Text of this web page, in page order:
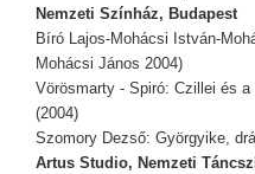
Nemzeti Színház, Budapest
Bíró Lajos-Mohácsi István-
Mohácsi János 2004)
Vörösmarty - Spiró: Czillei és
(2004)
Szomory Dezső: Györgyike,
Artus Studio, Nemzeti